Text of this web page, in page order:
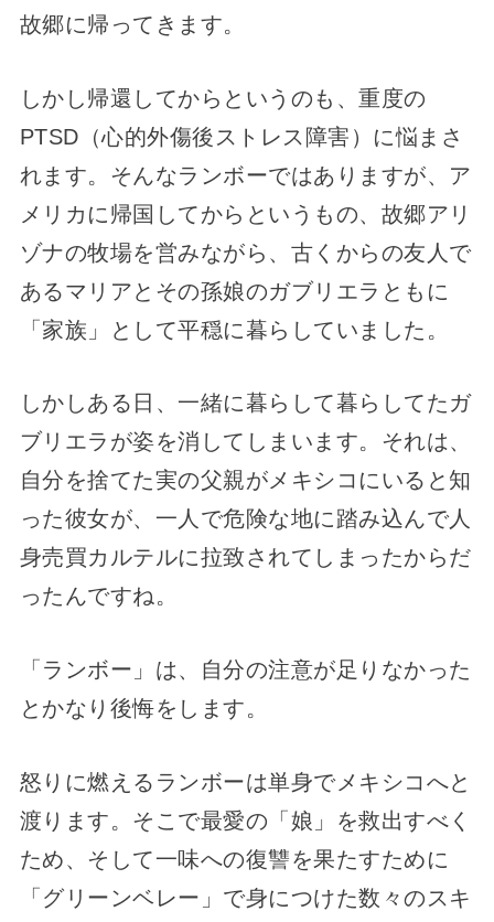
故郷に帰ってきます。
しかし帰還してからというのも、重度の
PTSD（心的外傷後ストレス障害）に悩まさ
れます。そんなランボーではありますが、ア
メリカに帰国してからというもの、故郷アリ
ゾナの牧場を営みながら、古くからの友人で
あるマリアとその孫娘のガブリエラともに
「家族」として平穏に暮らしていました。
しかしある日、一緒に暮らして暮らしてたガ
ブリエラが姿を消してしまいます。それは、
自分を捨てた実の父親がメキシコにいると知
った彼女が、一人で危険な地に踏み込んで人
身売買カルテルに拉致されてしまったからだ
ったんですね。
「ランボー」は、自分の注意が足りなかった
とかなり後悔をします。
怒りに燃えるランボーは単身でメキシコへと
渡ります。そこで最愛の「娘」を救出すべく
ため、そして一味への復讐を果たすために
「グリーンベレー」で身につけた数々のスキ